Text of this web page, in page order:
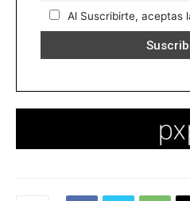
Al Suscribirte, aceptas